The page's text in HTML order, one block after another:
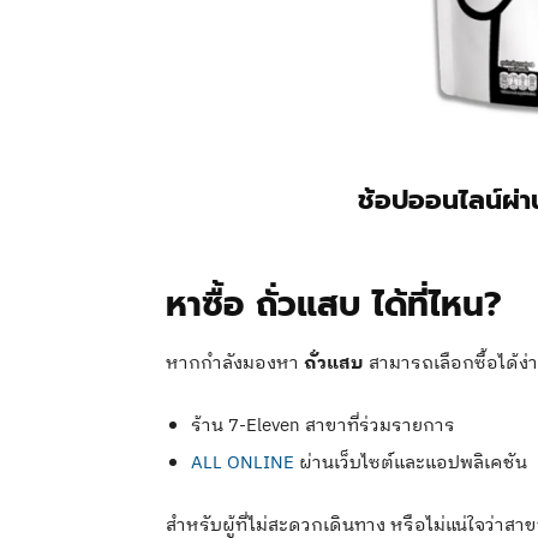
ช้อปออนไลน์ผ่
หาซื้อ ถั่วแสบ ได้ที่ไหน?
หากกำลังมองหา ถั่วแสบ สามารถเลือกซื้อได้
ร้าน 7-Eleven สาขาที่ร่วมรายการ
ALL ONLINE ผ่านเว็บไซต์และแอปพลิเคชัน
สำหรับผู้ที่ไม่สะดวกเดินทาง หรือไม่แน่ใจว่าส